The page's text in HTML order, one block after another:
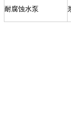
耐腐蚀水泵